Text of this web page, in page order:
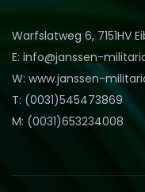
Warfslatweg 6, 7151HV
E: info@janssen-
W: www.janssen-
T: (0031)545473869
M: (0031)653234008